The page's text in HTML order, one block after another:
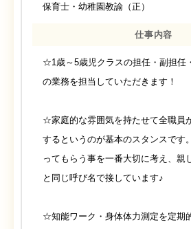
保育士・幼稚園教諭（正）
仕事内容
☆1歳～5歳児クラスの担任・副担任
の業務を担当していただきます！
☆家庭的な雰囲気を持たせて全職員
するというのが基本のスタンスです
ってもらう事を一番大切に考え、親
と同じ呼び名で接しています♪
☆知能ワーク・身体体力測定を定期